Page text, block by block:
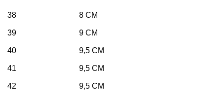
38 8 CM
39 9 CM
40 9,5 CM
41 9,5 CM
42 9,5 CM